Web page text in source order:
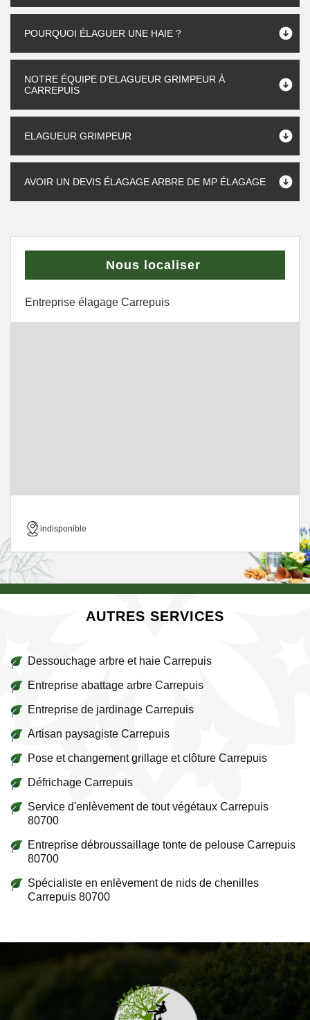
POURQUOI ÉLAGUER UNE HAIE ?
NOTRE ÉQUIPE D’ELAGUEUR GRIMPEUR À
CARREPUIS
ELAGUEUR GRIMPEUR
AVOIR UN DEVIS ÉLAGAGE ARBRE DE MP ÉLAGAGE
Nous localiser
Entreprise élagage Carrepuis
indisponible
AUTRES SERVICES
Dessouchage arbre et haie Carrepuis
Entreprise abattage arbre Carrepuis
Entreprise de jardinage Carrepuis
Artisan paysagiste Carrepuis
Pose et changement grillage et clôture Carrepuis
Défrichage Carrepuis
Service d'enlèvement de tout végétaux Carrepuis
80700
Entreprise débroussaillage tonte de pelouse Carrepuis
80700
Spécialiste en enlèvement de nids de chenilles
Carrepuis 80700